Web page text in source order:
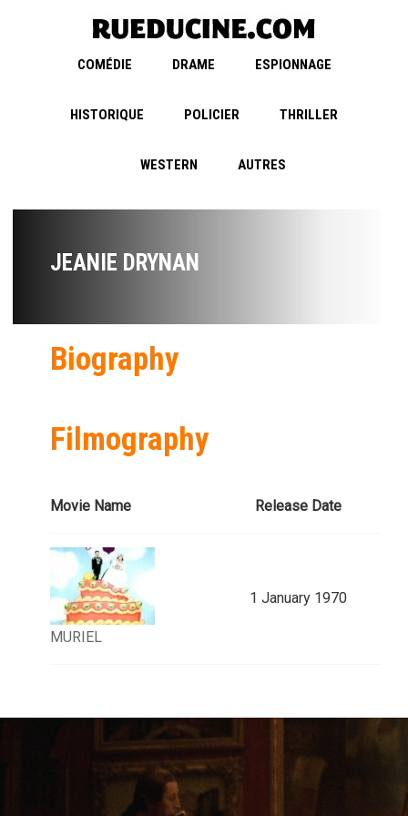
COMÉDIE DRAME ESPIONNAGE
HISTORIQUE POLICIER THRILLER
WESTERN AUTRES
JEANIE DRYNAN
Biography
Filmography
Movie Name Release Date
MURIEL
1 January 1970